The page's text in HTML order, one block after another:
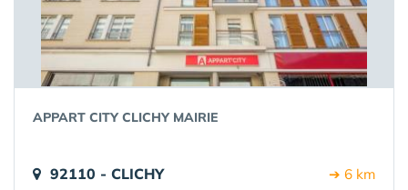
APPART CITY CLICHY MAIRIE
92110 - CLICHY ➔ 6 km